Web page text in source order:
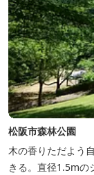
松阪市森林公園
木の香りただよう
きる。直径1.5mの